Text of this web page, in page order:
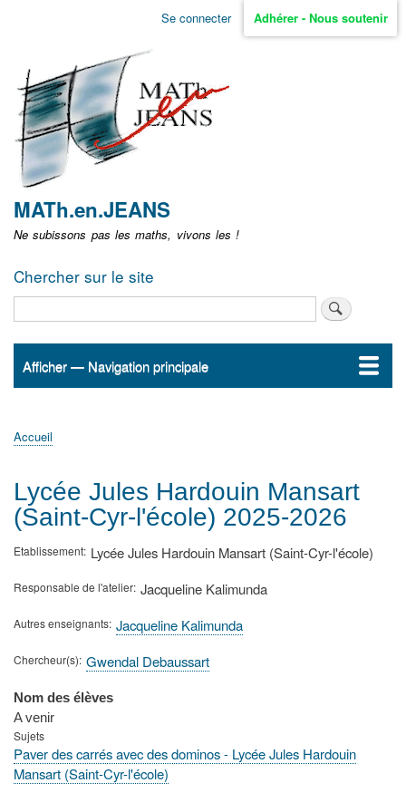
Aller
non
identifié
Se connecter Adhérer - Nous soutenir
MATh.en.JEANS
Ne subissons pas les maths, vivons les !
Chercher sur le site
Navigation
Afficher — Navigation principale
Accueil
ActualitésMATh.en.JEANS ?
Régions et Ateliers
Créer, gérer un atelier
Sujets/Publications
Congrès
d'Ariane
Accueil
Lycée Jules Hardouin Mansart
(Saint-Cyr-l'école) 2025-2026
Etablissement Lycée Jules Hardouin Mansart (Saint-Cyr-l'école)
Responsable de l'atelier Jacqueline Kalimunda
Autres enseignants Jacqueline Kalimunda
Chercheur(s) Gwendal Debaussart
Nom des élèves
A venir
Sujets
Paver des carrés avec des dominos - Lycée Jules Hardouin
Mansart (Saint-Cyr-l'école)